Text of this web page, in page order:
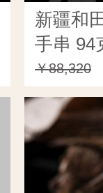
新疆和
手串 94
￥88,320